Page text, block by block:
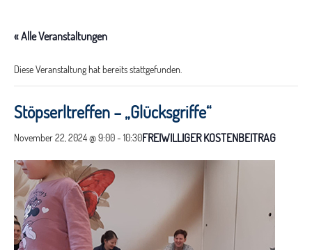
« Alle Veranstaltungen
Diese Veranstaltung hat bereits stattgefunden.
Stöpserltreffen – „Glücksgriffe“
November 22, 2024 @ 9:00- 10:30FREIWILLIGER KOSTENBEITRAG